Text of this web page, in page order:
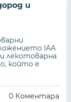
и
IAA
лекотоварна
който е
0 Коментара